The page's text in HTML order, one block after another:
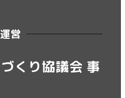
運営
くり協議会 事